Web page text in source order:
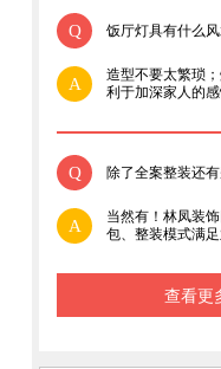
Q 饭厅灯具有什么风
A
造型不要太繁琐
利于加深家人的感
Q 除了全案整装还
A
当然有！林凤装
包、整装模式满足
查看更